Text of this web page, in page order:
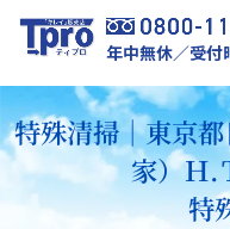
年中無休／受付
特殊清掃｜東京
家）Ｈ.
特